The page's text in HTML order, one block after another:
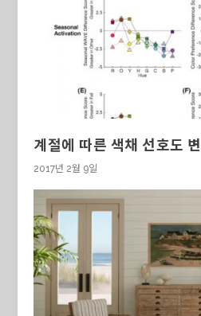
계절에 따른 색채 선호도
2017년 2월 9일